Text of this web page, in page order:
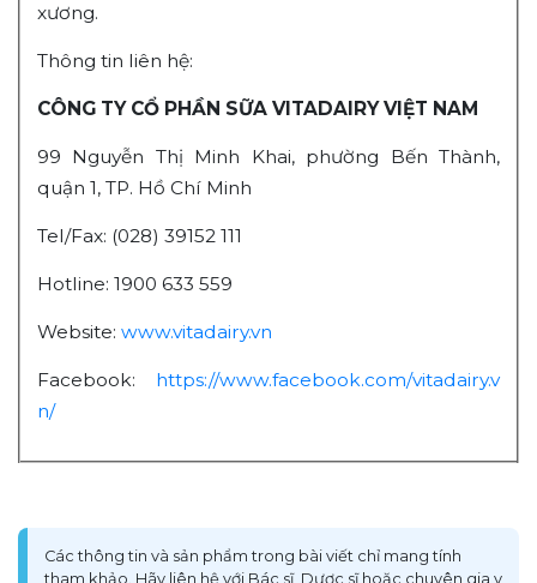
xương.
Thông tin liên hệ:
CÔNG TY CỔ PHẦN SỮA VITADAIRY VIỆT NAM
99 Nguyễn Thị Minh Khai, phường Bến Thành,
quận 1, TP. Hồ Chí Minh
Tel/Fax: (028) 39152 111
Hotline: 1900 633 559
Website: www.vitadairy.vn
Facebook: https://www.facebook.com/vitadairy.v
n/
Các thông tin và sản phẩm trong bài viết chỉ mang tính
tham khảo. Hãy liên hệ với Bác sĩ, Dược sĩ hoặc chuyên gia y